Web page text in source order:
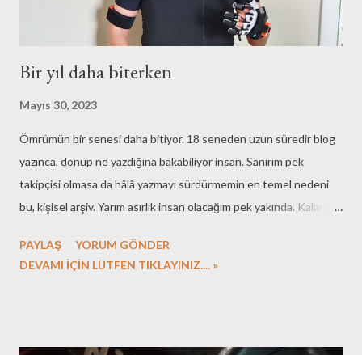
Bir yıl daha biterken
Mayıs 30, 2023
Ömrümün bir senesi daha bitiyor. 18 seneden uzun süredir blog
yazınca, dönüp ne yazdığına bakabiliyor insan. Sanırım pek
takipçisi olmasa da hâlâ yazmayı sürdürmemin en temel nedeni
bu, kişisel arşiv. Yarım asırlık insan olacağım pek yakında. Kalan
benzetirsek, ikinci yarı çoktan başladı muhtemelen. Elbette ne
kadar yaşayacağımızı bilemediğimiz gibi ne yaşayacağımıza dair de
PAYLAŞ
YORUM GÖNDER
DEVAMI İÇİN LÜTFEN TIKLAYINIZ.... »